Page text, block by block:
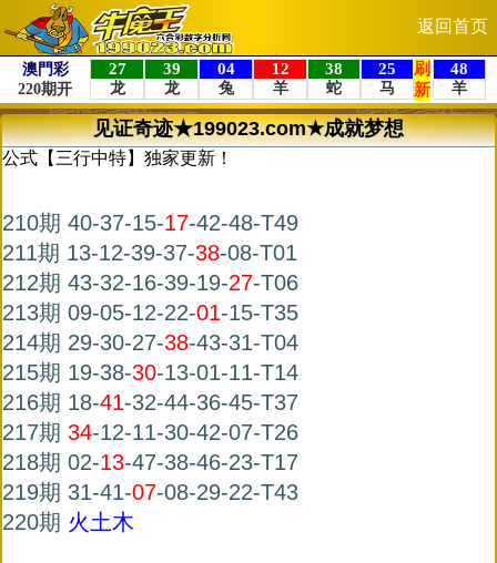
返回首页
见证奇迹★199023.com★成就梦想
公式【三行中特】独家更新！
210期 40-37-15-17-42-48-T49
211期 13-12-39-37-38-08-T01
212期 43-32-16-39-19-27-T06
213期 09-05-12-22-01-15-T35
214期 29-30-27-38-43-31-T04
215期 19-38-30-13-01-11-T14
216期 18-41-32-44-36-45-T37
217期 34-12-11-30-42-07-T26
218期 02-13-47-38-46-23-T17
219期 31-41-07-08-29-22-T43
220期 火土木